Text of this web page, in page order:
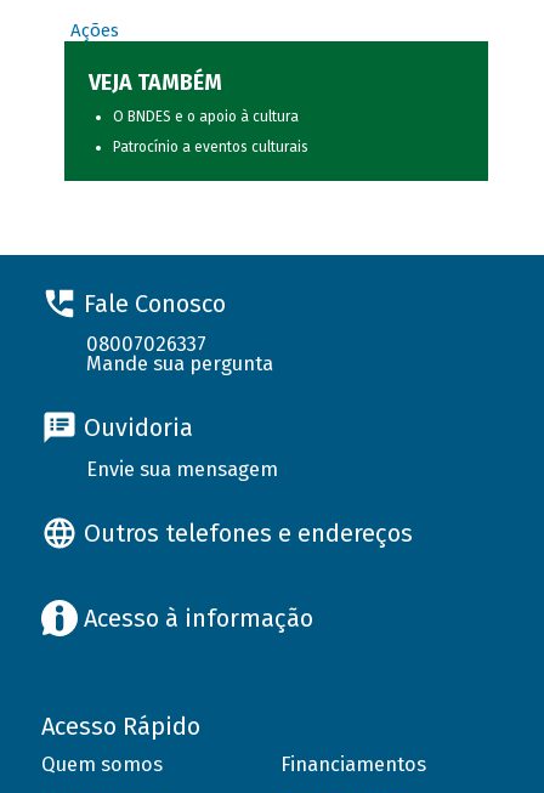
Ações
VEJA TAMBÉM
O BNDES e o apoio à cultura
Patrocínio a eventos culturais
Fale Conosco
08007026337
Mande sua pergunta
Ouvidoria
Envie sua mensagem
Outros telefones e endereços
Acesso à informação
Acesso Rápido
Quem somos
Financiamentos